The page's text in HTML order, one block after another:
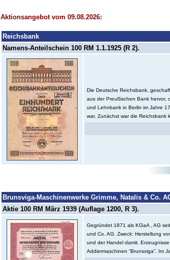
Aktionsangebot vom 09.08.2026:
Reichsbank
Namens-Anteilschein 100 RM 1.1.1925 (R 2).
Die Deutsche Reichsbank,
aus der Preußischen Bank hervor,
und Lehnbank in Berlin im Jahre
war. Zunächst war die Reichsbank
Brunsviga-Maschinenwerke Grimme, Natalis & Co.
Aktie 100 RM März 1939 (Auflage 1200, R 3).
Gegründet 1871 als KGaA , AG
und Co. AG. Zweck: Herstellung
und der Handel damit.
Addiermaschinen “Brunsviga”. Im